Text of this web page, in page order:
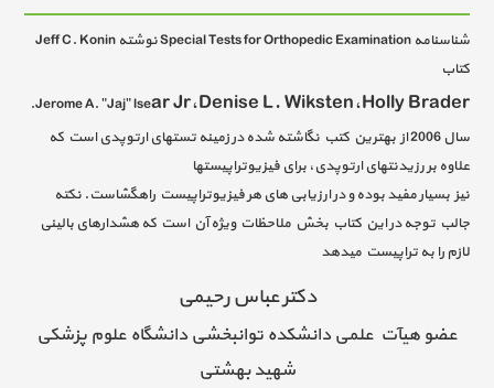
Jeff C. Konin نوشته Special Tests for Orthopedic Examination شناسنامه
کتاب
.Jerome A. "Jaj" lsear Jr،Denise L. Wiksten،Holly Brader
سال 2006 از بهترین کتب نگاشته شده در زمینه تستهای ارتوپدی است که
علاوه بر رزیدنتهای ارتوپدی، برای فیزیوتراپیستها
نیز بسیار مفید بوده و در ارزیابی های هر فیزیوتراپیست راهگشاست. نکته
جالب توجه در این کتاب بخش ملاحظات ویژه آن است که هشدارهای بالینی
لازم را به تراپیست میدهد
دکتر عباس رحیمی
عضو هیآت علمی دانشکده توانبخشی دانشگاه علوم پزشکی
شهید بهشتی